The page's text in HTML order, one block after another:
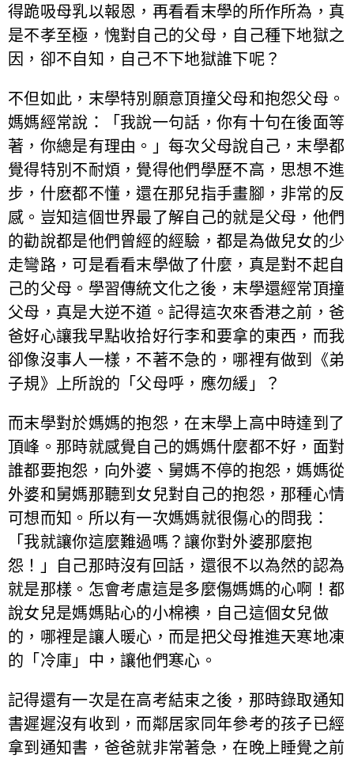
得跪吸母乳以報恩，再看看末學的所作所為，真
是不孝至極，愧對自己的父母，自己種下地獄之
因，卻不自知，自己不下地獄誰下呢？
不但如此，末學特別願意頂撞父母和抱怨父母。
媽媽經常說：「我說一句話，你有十句在後面等
著，你總是有理由。」每次父母說自己，末學都
覺得特別不耐煩，覺得他們學歷不高，思想不進
步，什麽都不懂，還在那兒指手畫腳，非常的反
感。豈知這個世界最了解自己的就是父母，他們
的勸說都是他們曾經的經驗，都是為做兒女的少
走彎路，可是看看末學做了什麼，真是對不起自
己的父母。學習傳統文化之後，末學還經常頂撞
父母，真是大逆不道。記得這次來香港之前，爸
爸好心讓我早點收拾好行李和要拿的東西，而我
卻像沒事人一樣，不著不急的，哪裡有做到《弟
子規》上所說的「父母呼，應勿緩」？
而末學對於媽媽的抱怨，在末學上高中時達到了
頂峰。那時就感覺自己的媽媽什麼都不好，面對
誰都要抱怨，向外婆、舅媽不停的抱怨，媽媽從
外婆和舅媽那聽到女兒對自己的抱怨，那種心情
可想而知。所以有一次媽媽就很傷心的問我：
「我就讓你這麼難過嗎？讓你對外婆那麼抱
怨！」自己那時沒有回話，還很不以為然的認為
就是那樣。怎會考慮這是多麼傷媽媽的心啊！都
說女兒是媽媽貼心的小棉襖，自己這個女兒做
的，哪裡是讓人暖心，而是把父母推進天寒地凍
的「冷庫」中，讓他們寒心。
記得還有一次是在高考結束之後，那時錄取通知
書遲遲沒有收到，而鄰居家同年參考的孩子已經
拿到通知書，爸爸就非常著急，在晚上睡覺之前